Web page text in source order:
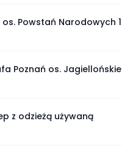
Powstań Narodowych 1
Poznań os. Jagiellońskie
z odzieżą używaną